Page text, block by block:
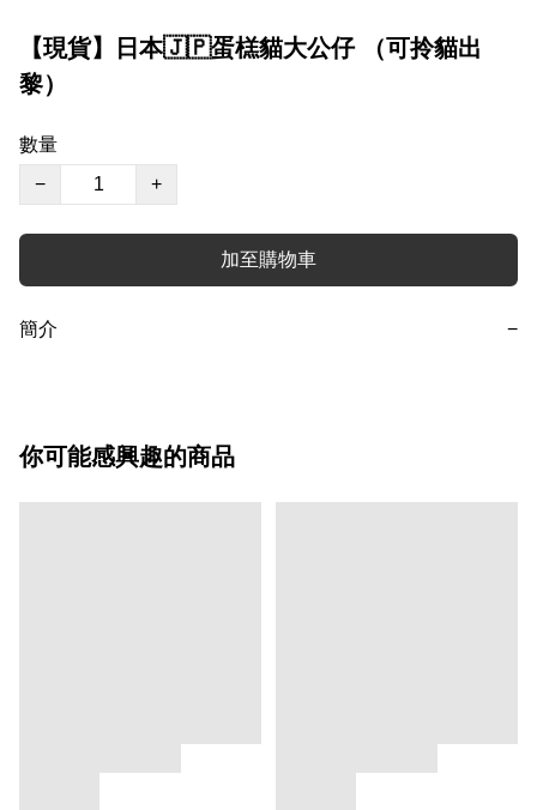
【現貨】日本🇯🇵蛋榚貓大公仔 （可拎貓出
黎）
數量
−
+
加至購物車
簡介 −
你可能感興趣的商品